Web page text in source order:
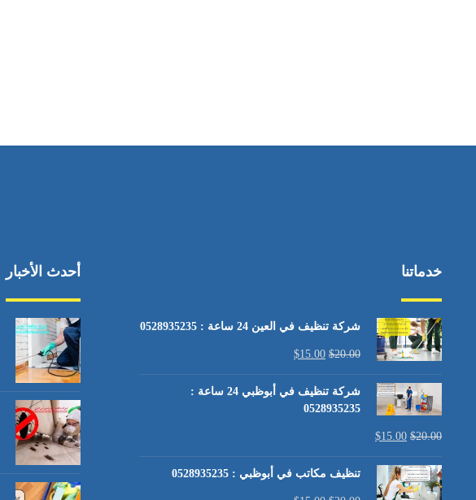
خدماتنا
شركة تنظيف في العين 24 ساعة : 0528935235
$20.00
$15.00
شركة تنظيف في أبوظبي 24 ساعة :
0528935235
$20.00
$15.00
تنظيف مكاتب في أبوظبي : 0528935235
أحدث الأخبار